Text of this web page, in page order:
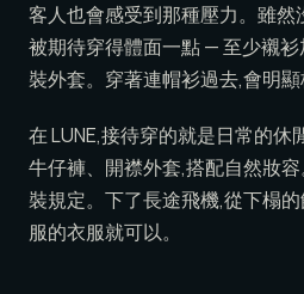
客人也會感受到那種壓力。雖然
被期待穿得體面一點 — 至少襯
裝外套。穿著連帽衫過去,會明顯
在 LUNE,接待穿的就是日常的休
牛仔褲、開襟外套,搭配自然妝
裝規定。下了長途飛機,從下榻
服的衣服就可以。